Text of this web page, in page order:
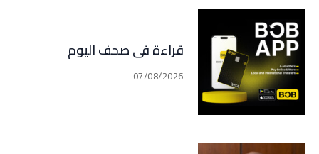
قراءة في صحف اليوم
07/08/2026